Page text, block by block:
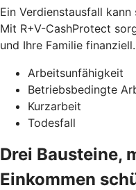
Ein Verdienstausfall
Mit R+V-CashProtect
und Ihre Familie
Arbeitsunfähigkeit
Betriebsbedingte
Kurzarbeit
Todesfall
Drei Bausteine,
Einkommen